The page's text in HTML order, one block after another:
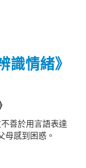
識情緒》
善於用言語表達
母感到困惑。